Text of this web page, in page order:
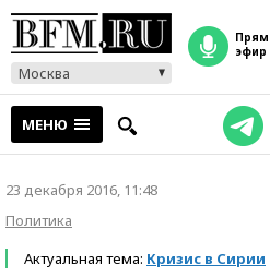
Москва
прямой
эфир
МЕНЮ
23 декабря 2016, 11:48
Политика
Актуальная тема: Кризис в Сирии